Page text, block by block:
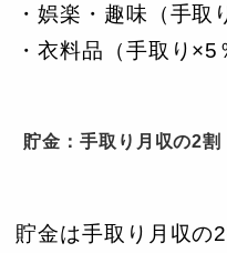
・娯楽・趣味（手取
・衣料品（手取り×5
貯金：手取り月収の2割
貯金は手取り月収の